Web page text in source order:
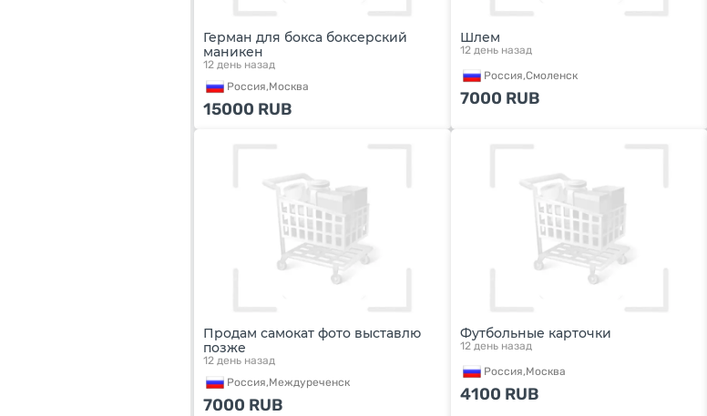
Герман для бокса боксерский
маникен
12 день назад
Россия,Москва
15000 RUB
Шлем
12 день назад
Россия,Смоленск
7000 RUB
Продам самокат фото выставлю
позже
12 день назад
Россия,Междуреченск
7000 RUB
Футбольные карточки
12 день назад
Россия,Москва
4100 RUB